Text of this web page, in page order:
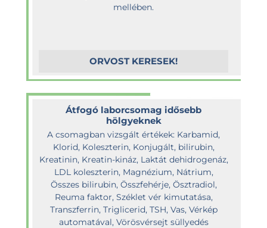
mellében.
ORVOST KERESEK!
Átfogó laborcsomag idősebb
hölgyeknek
A csomagban vizsgált értékek: Karbamid,
Klorid, Koleszterin, Konjugált, bilirubin,
Kreatinin, Kreatin-kináz, Laktát dehidrogenáz,
LDL koleszterin, Magnézium, Nátrium,
Összes bilirubin, Összfehérje, Ösztradiol,
Reuma faktor, Széklet vér kimutatása,
Transzferrin, Triglicerid, TSH, Vas, Vérkép
automatával, Vörösvérsejt süllyedés